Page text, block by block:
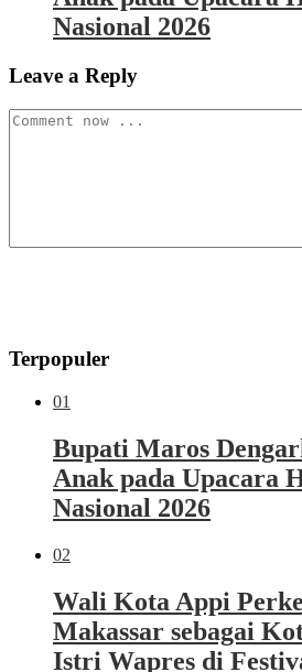
Nasional 2026
Leave a Reply
Terpopuler
01
Bupati Maros
Anak pada Upacara
Nasional 2026
02
Wali Kota Appi
Makassar sebagai
Istri Wapres di